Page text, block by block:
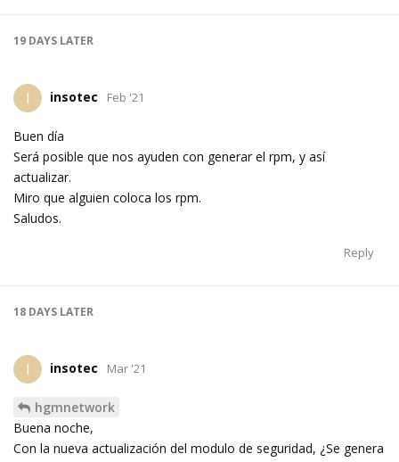
19 DAYS LATER
I insotec Feb '21
Buen día
Será posible que nos ayuden con generar el rpm, y así
actualizar.
Miro que alguien coloca los rpm.
Saludos.
Reply
18 DAYS LATER
I insotec Mar '21
hgmnetwork
Buena noche,
Con la nueva actualización del modulo de seguridad, ¿Se genera